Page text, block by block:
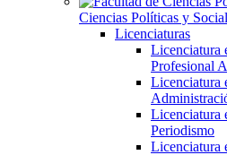
Ciencias Políticas y
Licenciaturas
Licenciatura
Profesional
Licenciatura
Licenciatura
Periodismo
Licenciatura